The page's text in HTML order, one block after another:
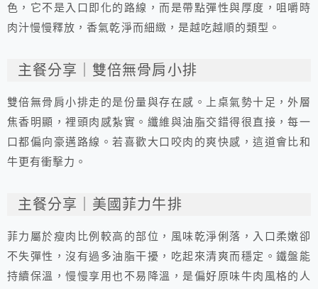
色，它不是入口即化的路線，而是帶點彈性與厚度，咀嚼時
肉汁慢慢釋放，香氣乾淨而細緻，是越吃越順的類型。
主餐分享｜雙倍無骨肩小排
雙倍無骨肩小排走的是份量與存在感。上桌氣勢十足，外層
焦香明顯，裡頭肉感紮實。纖維與油脂交錯得很直接，每一
口都偏向豪邁路線。若喜歡大口咬肉的爽快感，這道會比和
牛更有衝擊力。
主餐分享｜美國菲力牛排
菲力屬於瘦肉比例較高的部位，風味乾淨俐落，入口柔嫩卻
不失彈性，沒有過多油脂干擾，吃起來清爽而穩定。鐵盤能
持續保溫，慢慢享用也不易降溫，是偏好原味牛肉風格的人